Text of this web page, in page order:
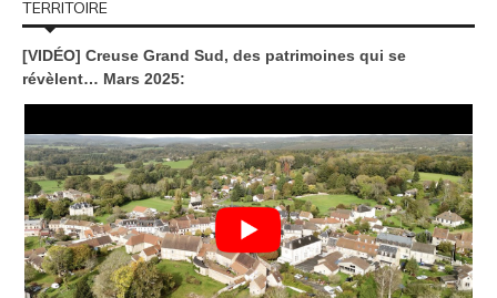
TERRITOIRE
[VIDÉO] Creuse Grand Sud, des patrimoines qui se
révèlent… Mars 2025: